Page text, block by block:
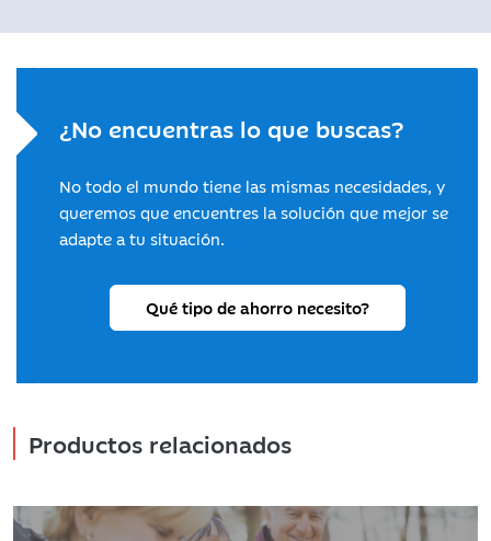
¿No encuentras lo que buscas?
No todo el mundo tiene las mismas necesidades, y
queremos que encuentres la solución que mejor se
adapte a tu situación.
Qué tipo de ahorro necesito?
Productos relacionados